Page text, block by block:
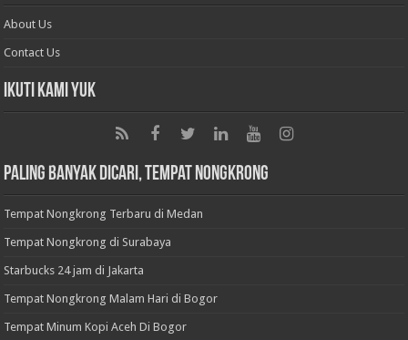
About Us
Contact Us
Ikuti Kami Yuk
Paling Banyak Dicari, Tempat Nongkrong
Tempat Nongkrong Terbaru di Medan
Tempat Nongkrong di Surabaya
Starbucks 24 jam di Jakarta
Tempat Nongkrong Malam Hari di Bogor
Tempat Minum Kopi Aceh Di Bogor